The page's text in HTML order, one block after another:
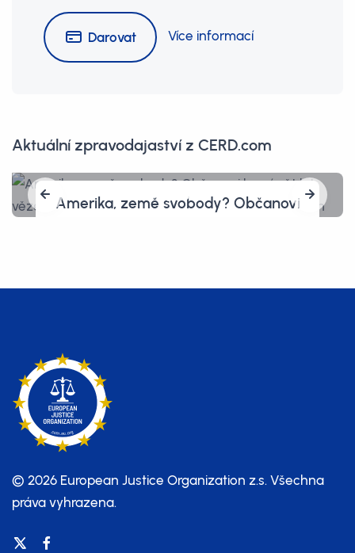
Darovat Více informací
Aktuální zpravodajaství z CERD.com
Amerika, země svobody? Občanovi
© 2026 European Justice Organization z.s. Všechna
práva vyhrazena.